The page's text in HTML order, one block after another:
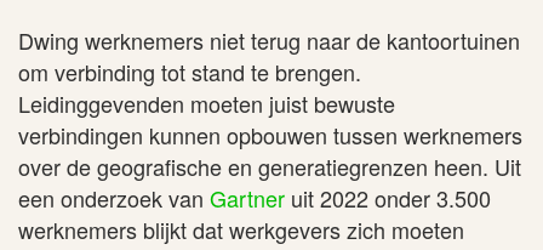
Dwing werknemers niet terug naar de kantoortuinen
om verbinding tot stand te brengen.
Leidinggevenden moeten juist bewuste
verbindingen kunnen opbouwen tussen werknemers
over de geografische en generatiegrenzen heen. Uit
een onderzoek van Gartner uit 2022 onder 3.500
werknemers blijkt dat werkgevers zich moeten